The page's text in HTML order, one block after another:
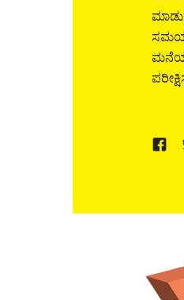
ಮನೆಯ